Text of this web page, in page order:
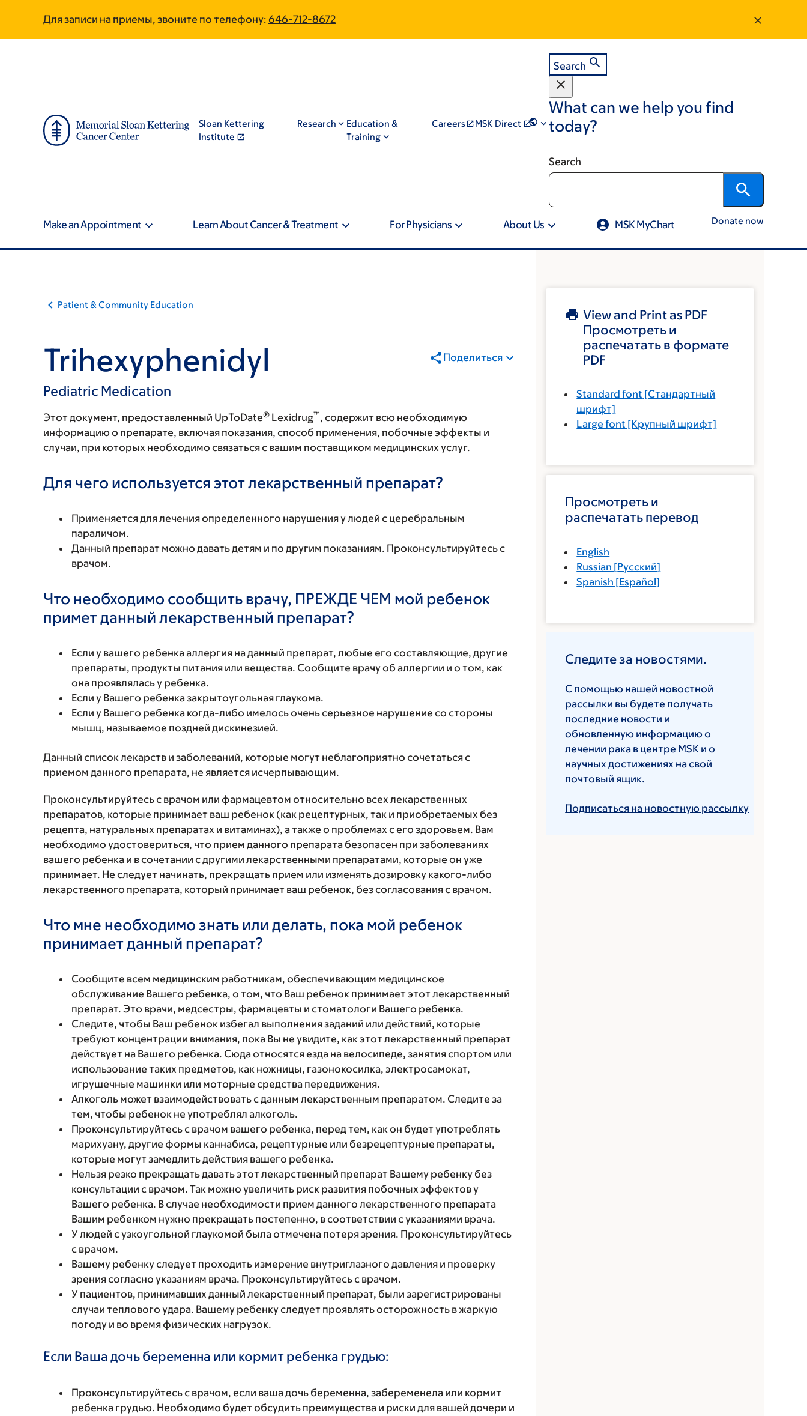
main
footer
Для записи на приемы, звоните по телефону: 646-712-8672
Sloan Kettering
Institute
Research
Education &
Training
Careers MSK Direct
Search
What can we help you find
today?
Search
Make an Appointment Learn About Cancer & Treatment For Physicians About Us MSK MyChart Donate now
Patient & Community Education
Trihexyphenidyl
Pediatric Medication
Поделиться
Этот документ, предоставленный UpToDate® Lexidrug™, содержит всю необходимую
информацию о препарате, включая показания, способ применения, побочные эффекты и
случаи, при которых необходимо связаться с вашим поставщиком медицинских услуг.
Для чего используется этот лекарственный препарат?
Применяется для лечения определенного нарушения у людей с церебральным
параличом.
Данный препарат можно давать детям и по другим показаниям. Проконсультируйтесь с
врачом.
Что необходимо сообщить врачу, ПРЕЖДЕ ЧЕМ мой ребенок
примет данный лекарственный препарат?
Если у вашего ребенка аллергия на данный препарат, любые его составляющие, другие
препараты, продукты питания или вещества. Сообщите врачу об аллергии и о том, как
она проявлялась у ребенка.
Если у Вашего ребенка закрытоугольная глаукома.
Если у Вашего ребенка когда-либо имелось очень серьезное нарушение со стороны
мышц, называемое поздней дискинезией.
Данный список лекарств и заболеваний, которые могут неблагоприятно сочетаться с
приемом данного препарата, не является исчерпывающим.
Проконсультируйтесь с врачом или фармацевтом относительно всех лекарственных
препаратов, которые принимает ваш ребенок (как рецептурных, так и приобретаемых без
рецепта, натуральных препаратах и витаминах), а также о проблемах с его здоровьем. Вам
необходимо удостовериться, что прием данного препарата безопасен при заболеваниях
вашего ребенка и в сочетании с другими лекарственными препаратами, которые он уже
принимает. Не следует начинать, прекращать прием или изменять дозировку какого-либо
лекарственного препарата, который принимает ваш ребенок, без согласования с врачом.
Что мне необходимо знать или делать, пока мой ребенок
принимает данный препарат?
Сообщите всем медицинским работникам, обеспечивающим медицинское
обслуживание Вашего ребенка, о том, что Ваш ребенок принимает этот лекарственный
препарат. Это врачи, медсестры, фармацевты и стоматологи Вашего ребенка.
Следите, чтобы Ваш ребенок избегал выполнения заданий или действий, которые
требуют концентрации внимания, пока Вы не увидите, как этот лекарственный препарат
действует на Вашего ребенка. Сюда относятся езда на велосипеде, занятия спортом или
использование таких предметов, как ножницы, газонокосилка, электросамокат,
игрушечные машинки или моторные средства передвижения.
Алкоголь может взаимодействовать с данным лекарственным препаратом. Следите за
тем, чтобы ребенок не употреблял алкоголь.
Проконсультируйтесь с врачом вашего ребенка, перед тем, как он будет употреблять
марихуану, другие формы каннабиса, рецептурные или безрецептурные препараты,
которые могут замедлить действия вашего ребенка.
Нельзя резко прекращать давать этот лекарственный препарат Вашему ребенку без
консультации с врачом. Так можно увеличить риск развития побочных эффектов у
Вашего ребенка. В случае необходимости прием данного лекарственного препарата
Вашим ребенком нужно прекращать постепенно, в соответствии с указаниями врача.
У людей с узкоугольной глаукомой была отмечена потеря зрения. Проконсультируйтесь
с врачом.
Вашему ребенку следует проходить измерение внутриглазного давления и проверку
зрения согласно указаниям врача. Проконсультируйтесь с врачом.
У пациентов, принимавших данный лекарственный препарат, были зарегистрированы
случаи теплового удара. Вашему ребенку следует проявлять осторожность в жаркую
погоду и во время физических нагрузок.
Если Ваша дочь беременна или кормит ребенка грудью:
Проконсультируйтесь с врачом, если ваша дочь беременна, забеременела или кормит
ребенка грудью. Необходимо будет обсудить преимущества и риски для вашей дочери и
View and Print as PDF
Просмотреть и
распечатать в формате
PDF
Standard font [Стандартный
шрифт]
Large font [Крупный шрифт]
Просмотреть и
распечатать перевод
English
Russian [Русский]
Spanish [Español]
Следите за новостями.
С помощью нашей новостной
рассылки вы будете получать
последние новости и
обновленную информацию о
лечении рака в центре MSK и о
научных достижениях на свой
почтовый ящик.
Подписаться на новостную рассылку